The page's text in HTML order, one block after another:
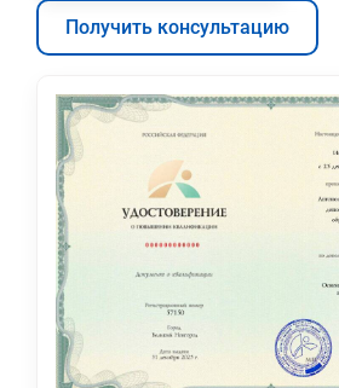
Получить консультацию